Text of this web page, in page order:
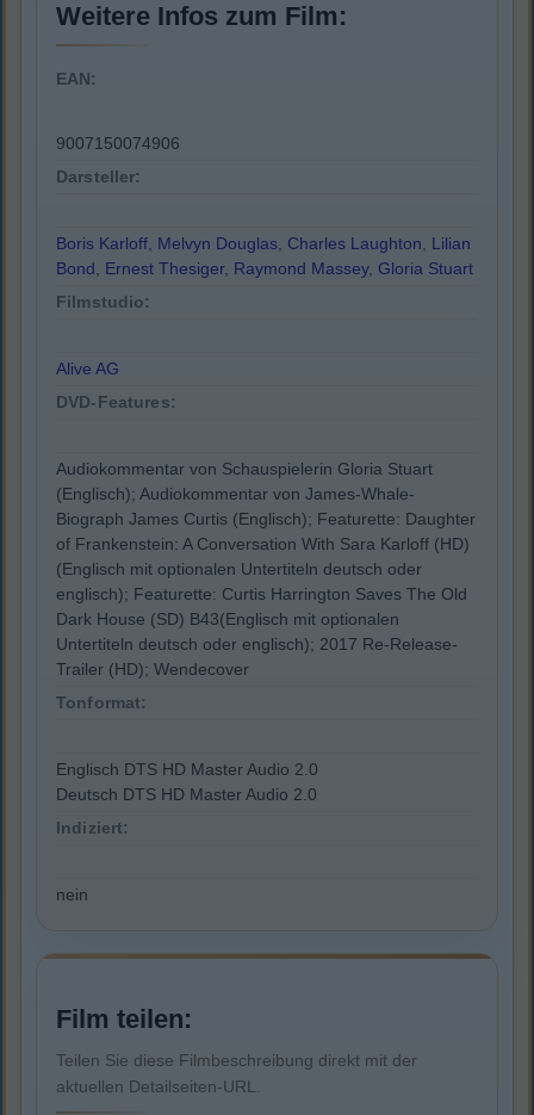
Weitere Infos zum Film:
EAN:
9007150074906
Darsteller:
Boris Karloff, Melvyn Douglas, Charles Laughton, Lilian
Bond, Ernest Thesiger, Raymond Massey, Gloria Stuart
Filmstudio:
Alive AG
DVD-Features:
Audiokommentar von Schauspielerin Gloria Stuart
(Englisch); Audiokommentar von James-Whale-
Biograph James Curtis (Englisch); Featurette: Daughter
of Frankenstein: A Conversation With Sara Karloff (HD)
(Englisch mit optionalen Untertiteln deutsch oder
englisch); Featurette: Curtis Harrington Saves The Old
Dark House (SD) B43(Englisch mit optionalen
Untertiteln deutsch oder englisch); 2017 Re-Release-
Trailer (HD); Wendecover
Tonformat:
Englisch DTS HD Master Audio 2.0
Deutsch DTS HD Master Audio 2.0
Indiziert:
nein
Film teilen:
Teilen Sie diese Filmbeschreibung direkt mit der
aktuellen Detailseiten-URL.